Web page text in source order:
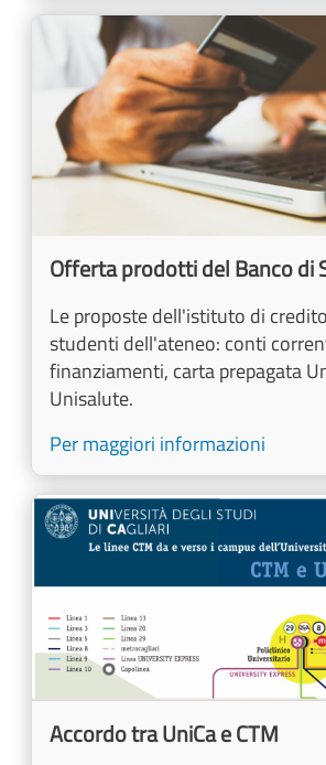
Offerta prodotti del Banco di
Le proposte dell'istituto di
studenti dell'ateneo: conti
finanziamenti, carta prepagata
Unisalute.
Per maggiori informazioni
Image
Accordo tra UniCa e CTM